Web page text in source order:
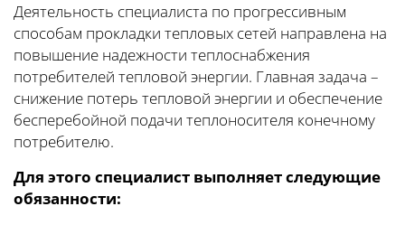
Деятельность специалиста по прогрессивным
способам прокладки тепловых сетей направлена на
повышение надежности теплоснабжения
потребителей тепловой энергии. Главная задача –
снижение потерь тепловой энергии и обеспечение
бесперебойной подачи теплоносителя конечному
потребителю.
Для этого специалист выполняет следующие
обязанности: